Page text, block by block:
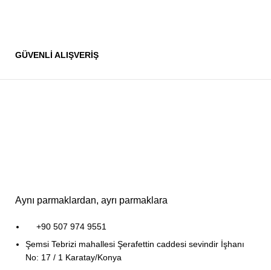
GÜVENLİ ALIŞVERİŞ
Aynı parmaklardan, ayrı parmaklara
+90 507 974 9551
Şemsi Tebrizi mahallesi Şerafettin caddesi sevindir İşhanı
No: 17 / 1 Karatay/Konya